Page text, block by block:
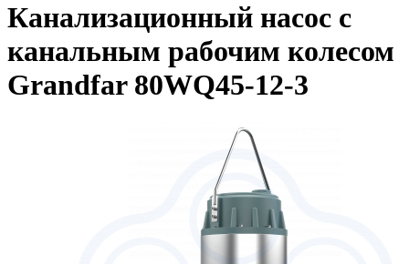
Канализационный насос с
канальным рабочим колесом
Grandfar 80WQ45-12-3